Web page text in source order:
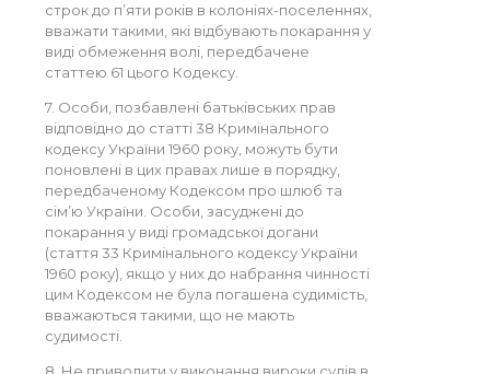
строк до п’яти років в колоніях-поселеннях,
вважати такими, які відбувають покарання у
виді обмеження волі, передбачене
статтею 61 цього Кодексу.
7. Особи, позбавлені батьківських прав
відповідно до статті 38 Кримінального
кодексу України 1960 року, можуть бути
поновлені в цих правах лише в порядку,
передбаченому Кодексом про шлюб та
сім’ю України. Особи, засуджені до
покарання у виді громадської догани
(стаття 33 Кримінального кодексу України
1960 року), якщо у них до набрання чинності
цим Кодексом не була погашена судимість,
вважаються такими, що не мають
судимості.